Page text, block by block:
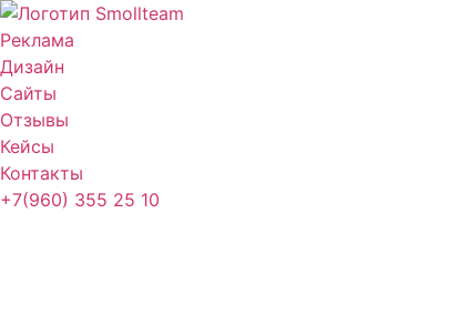
Реклама
Дизайн
Сайты
Отзывы
Кейсы
Контакты
+7(960) 355 25 10